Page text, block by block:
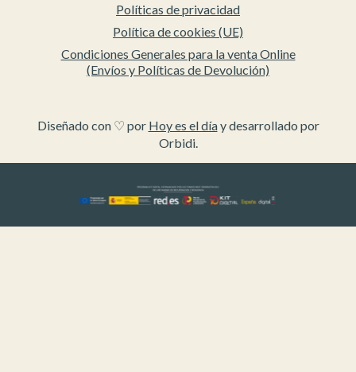
Políticas de privacidad
Política de cookies (UE)
Condiciones Generales para la venta Online
(Envíos y Políticas de Devolución)
Diseñado con ♡ por Hoy es el díay desarrollado por
Orbidi.